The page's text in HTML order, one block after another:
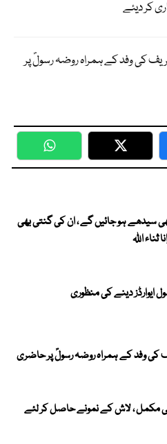
کر دیئے
کی وفد کے ہمراہ روضہ رسولؐ پر
WhatsApp Twitter
سیدھے ہو جائیں گے ، ان کی گنتی بھی
اللہ
ایوارڈز دینے کی منظوری
کی وفد کے ہمراہ روضہ رسولؐ پر حاضری
مکمل ، لاش کے نمونے حاصل کر لئے